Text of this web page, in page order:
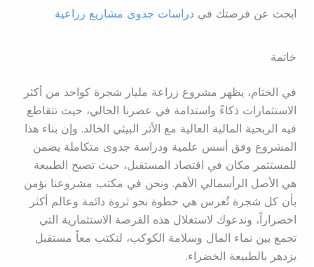
ابحث عن فرصتك في دراسات جدوى مشاريع زراعية
خاتمة
في الختام، يظهر مشروع زراعة مليار شجرة كواحد من أكثر
الاستثمارات ذكاءً واستدامة في عصرنا الحالي، حيث تتقاطع
فيه الربحية المالية العالية مع الأثر البيئي الخالد. وإن بناء هذا
المشروع وفق أسس علمية ودراسة جدوى متكاملة يضمن
للمستثمر مكان في اقتصاد المستقبل، حيث تصبح الطبيعة
هي الأصل الرأسمالي الأهم. ونحن في مكتب مشروعنا نؤمن
بأن كل شجرة تُغرس هي خطوة نحو ثروة دائمة وعالم أكثر
اخضراراً، وندعوك لاستغلال هذه الفرصة الاستثمارية التي
تجمع بين نماء المال وسلامة الكوكب، لنكتب معاً مستقبل
يزدهر بالطبيعة الخضراء.